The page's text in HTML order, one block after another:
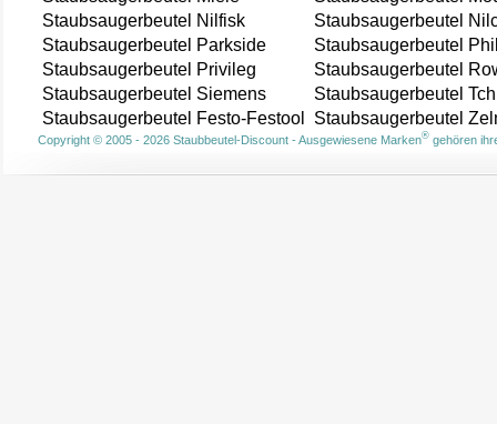
Staubsaugerbeutel Nilfisk
Staubsaugerbeutel
Staubsaugerbeutel Parkside
Staubsaugerbeutel
Staubsaugerbeutel Privileg
Staubsaugerbeutel
Staubsaugerbeutel Siemens
Staubsaugerbeutel
Staubsaugerbeutel Festo-Festool
Staubsaugerbeutel
Copyright © 2005 - 2026 Staubbeutel-Discount - Ausgewiesene Marken®gehören